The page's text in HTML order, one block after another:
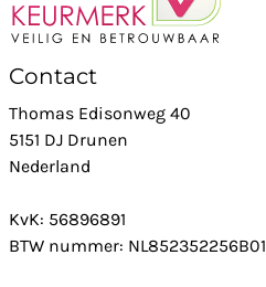
Contact
Thomas Edisonweg 40
5151 DJ Drunen
Nederland
KvK: 56896891
BTW nummer: NL852352256B01